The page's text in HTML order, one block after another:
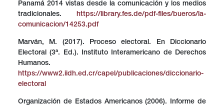
Panamá 2014 vistas desde la comunicación y los medios
tradicionales.
https://library.fes.de/pdf-files/bueros/la-
comunicacion/14253.pdf
Marván, M. (2017). Proceso electoral. En Diccionario
Electoral (3ª. Ed.). Instituto Interamericano de Derechos
Humanos.
https://www2.iidh.ed.cr/capel/publicaciones/diccionario-
electoral
Organización de Estados Americanos (2006). Informe de